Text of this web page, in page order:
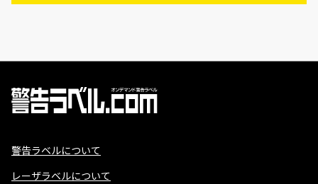
警告ラベルについて
レーザラベルについて